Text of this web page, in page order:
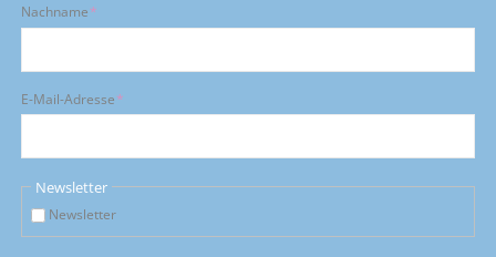
Pflichtfeld
Nachname*
Pflichtfeld
E-Mail-Adresse*
Newsletter
Newsletter